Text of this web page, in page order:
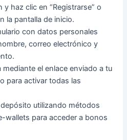
y haz clic en “Registrarse” o
la pantalla de inicio.
con datos personales
correo electrónico y
mediante el enlace enviado a tu
para activar todas las
depósito utilizando métodos
wallets para acceder a bonos